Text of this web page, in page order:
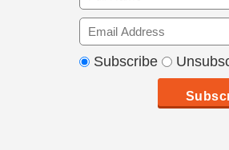
Subscribe